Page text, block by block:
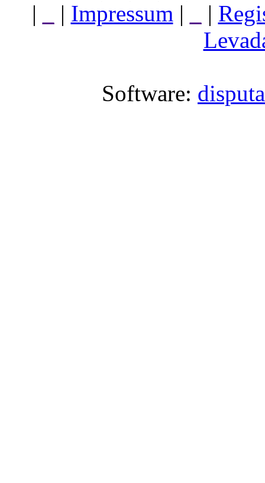
|
| Impressum | |
Software: